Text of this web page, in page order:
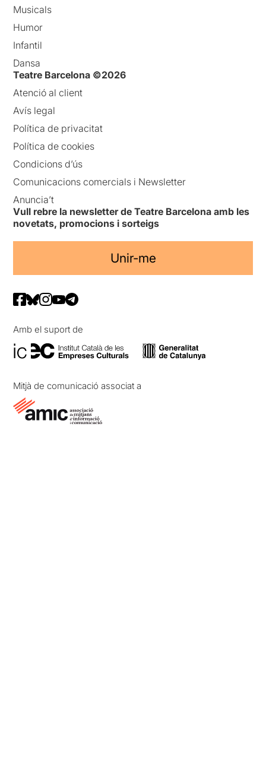
Musicals
Humor
Infantil
Dansa
Teatre Barcelona ©2026
Atenció al client
Avís legal
Política de privacitat
Política de cookies
Condicions d’ús
Comunicacions comercials i Newsletter
Anuncia’t
Vull rebre la newsletter de Teatre Barcelona amb les
novetats, promocions i sorteigs
Unir-me
Amb el suport de
Mitjà de comunicació associat a